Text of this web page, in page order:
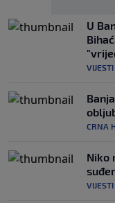
U
VIJESTI
CRNA
Niko
VIJESTI